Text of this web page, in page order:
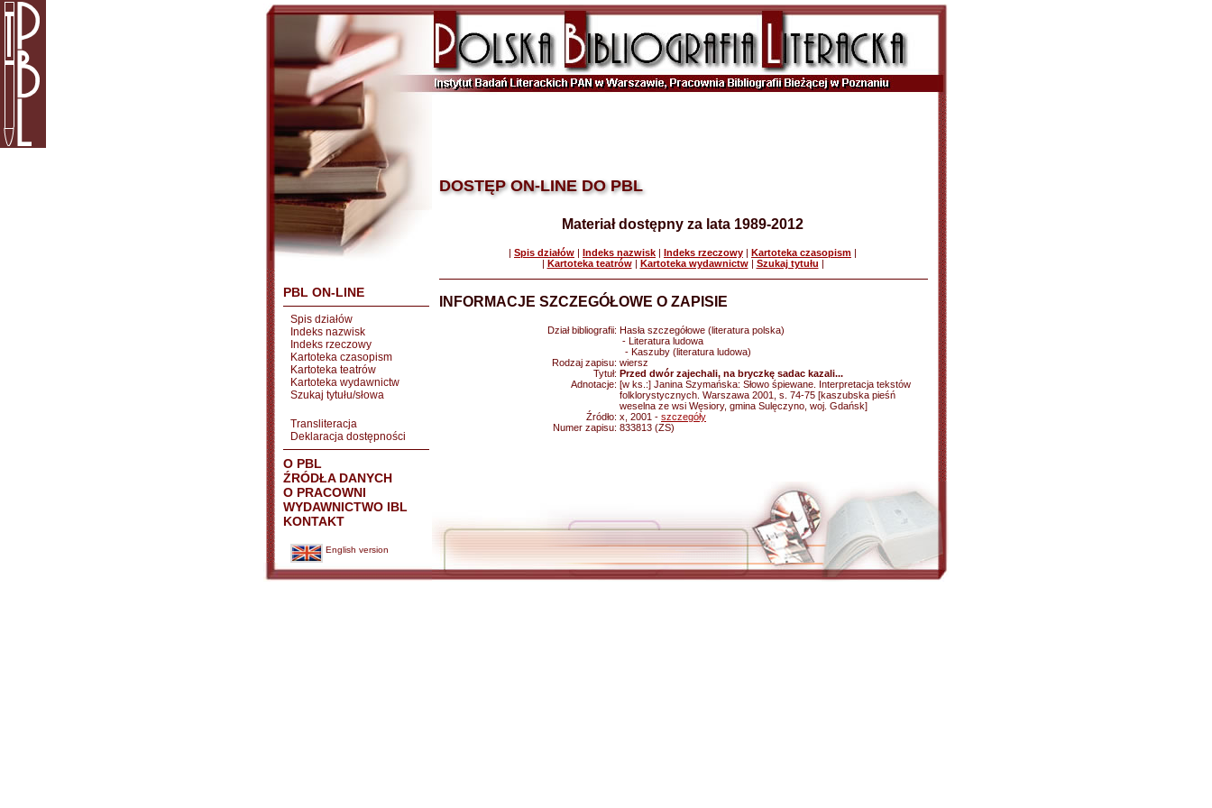
PBL ON-LINE
Spis działów
Indeks nazwisk
Indeks rzeczowy
Kartoteka czasopism
Kartoteka teatrów
Kartoteka wydawnictw
Szukaj tytułu/słowa
Transliteracja
Deklaracja dostępności
O PBL
ŹRÓDŁA DANYCH
O PRACOWNI
WYDAWNICTWO IBL
KONTAKT
English version
DOSTĘP ON-LINE DO PBL
Materiał dostępny za lata 1989-2012
| Spis działów | Indeks nazwisk | Indeks rzeczowy | Kartoteka czasopism |
| Kartoteka teatrów| Kartoteka wydawnictw| Szukaj tytułu |
INFORMACJE SZCZEGÓŁOWE O ZAPISIE
Dział bibliografii: Hasła szczegółowe (literatura polska)
- Literatura ludowa
- Kaszuby (literatura ludowa)
Rodzaj zapisu: wiersz
Tytuł: Przed dwór zajechali, na bryczkę sadac kazali...
Adnotacje: [w ks.:] Janina Szymańska: Słowo śpiewane. Interpretacja tekstów
folklorystycznych. Warszawa 2001, s. 74-75 [kaszubska pieśń
weselna ze wsi Węsiory, gmina Sulęczyno, woj. Gdańsk]
Źródło: x, 2001 - szczegóły
Numer zapisu: 833813 (ZS)